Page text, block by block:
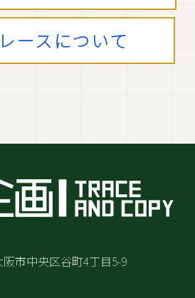
ースについて
市中央区谷町4丁目5-9